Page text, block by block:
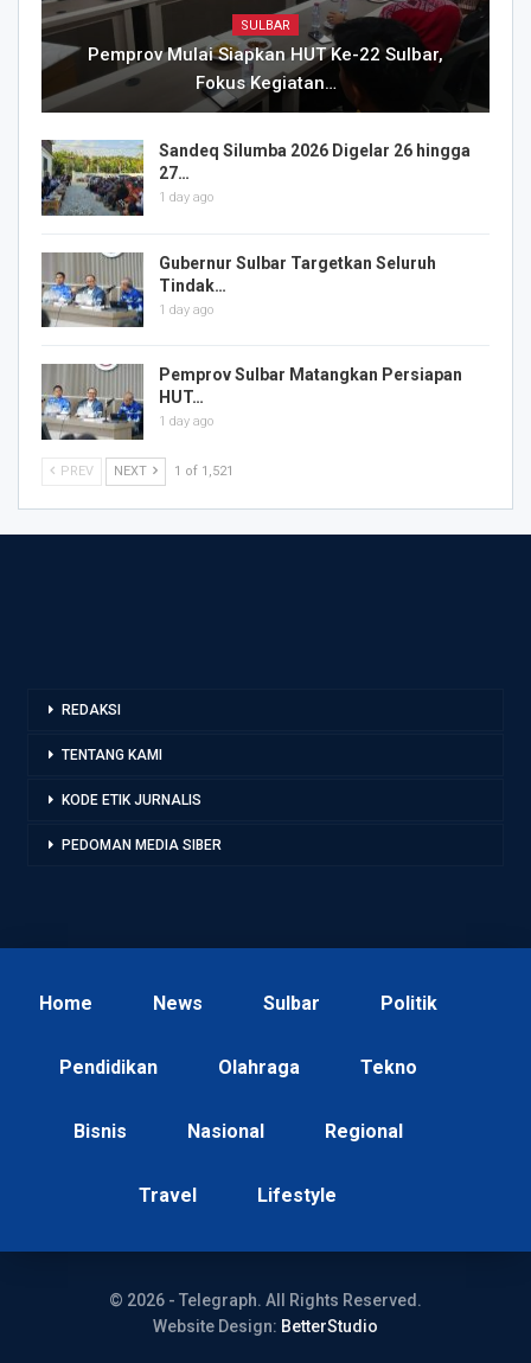
SULBAR
Pemprov Mulai Siapkan HUT Ke-22 Sulbar,
Fokus Kegiatan…
Sandeq Silumba 2026 Digelar 26 hingga
27…
1 day ago
Gubernur Sulbar Targetkan Seluruh
Tindak…
1 day ago
Pemprov Sulbar Matangkan Persiapan
HUT…
1 day ago
PREV NEXT 1 of 1,521
REDAKSI
TENTANG KAMI
KODE ETIK JURNALIS
PEDOMAN MEDIA SIBER
Home News Sulbar Politik
Pendidikan Olahraga Tekno
Bisnis Nasional Regional
Travel Lifestyle
© 2026 - Telegraph. All Rights Reserved.
Website Design: BetterStudio